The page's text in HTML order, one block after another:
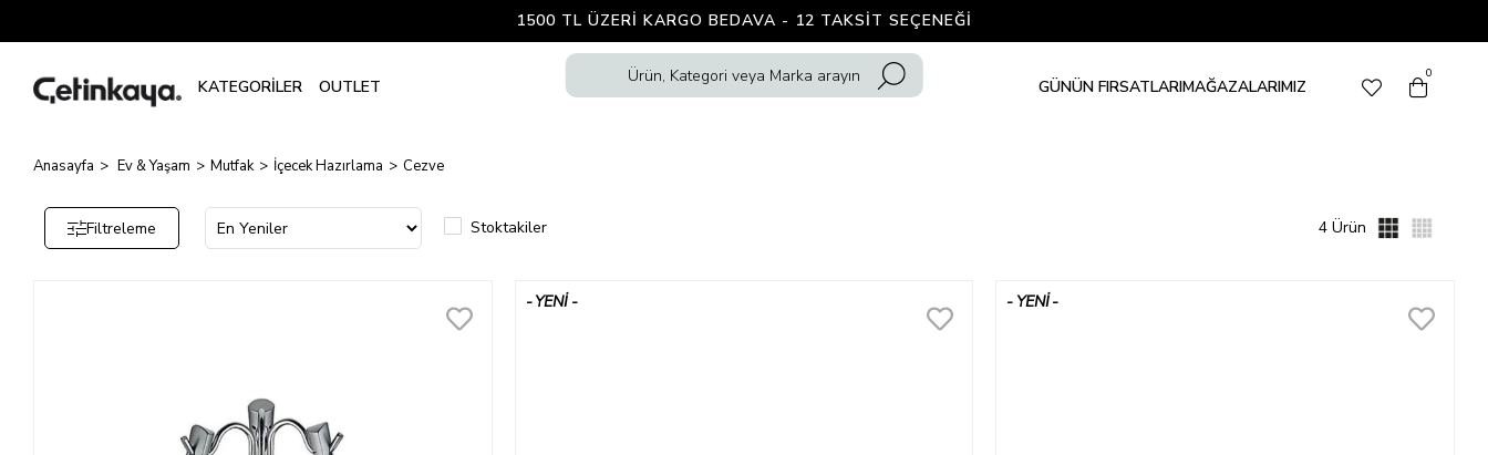
1500 TL ÜZERI KARGO BEDAVA - 12 TAKSIT SEÇENEĞI
GÜNÜN FIRSATLARIMAĞAZALARIMIZ
0
Anasayfa Ev & Yaşam Mutfak İçecek Hazırlama Cezve
Filtreleme Stoktakiler 4 Ürün
YENI
YENI